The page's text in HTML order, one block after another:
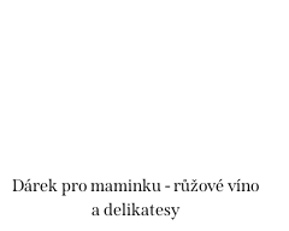
Dárek pro maminku - růžové víno
a delikatesy